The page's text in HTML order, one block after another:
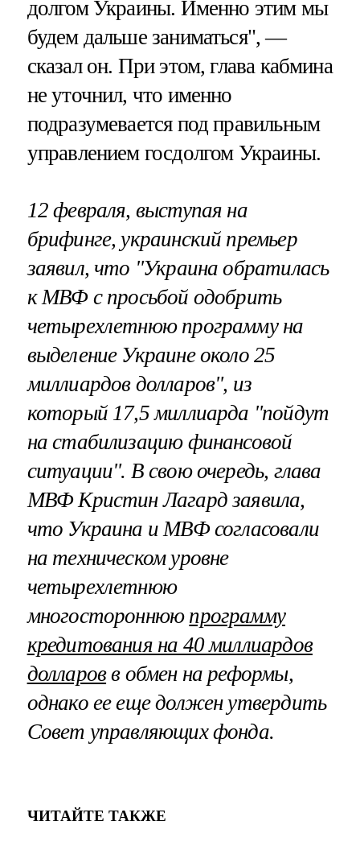
долгом Украины. Именно этим мы
будем дальше заниматься", —
сказал он. При этом, глава кабмина
не уточнил, что именно
подразумевается под правильным
управлением госдолгом Украины.
12 февраля, выступая на
брифинге, украинский премьер
заявил, что "Украина обратилась
к МВФ с просьбой одобрить
четырехлетнюю программу на
выделение Украине около 25
миллиардов долларов", из
который 17,5 миллиарда "пойдут
на стабилизацию финансовой
ситуации". В свою очередь, глава
МВФ Кристин Лагард заявила,
что Украина и МВФ согласовали
на техническом уровне
четырехлетнюю
многостороннюю программу
кредитования на 40 миллиардов
долларовв обмен на реформы,
однако ее еще должен утвердить
Совет управляющих фонда.
ЧИТАЙТЕ ТАКЖЕ